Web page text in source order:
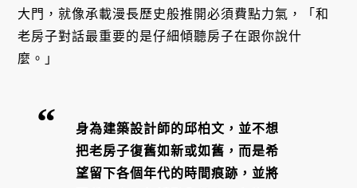
大門，就像承載漫長歷史般推開必須費點力氣，「和
老房子對話最重要的是仔細傾聽房子在跟你說什
麼。」
身為建築設計師的邱柏文，並不想
把老房子復舊如新或如舊，而是希
望留下各個年代的時間痕跡，並將